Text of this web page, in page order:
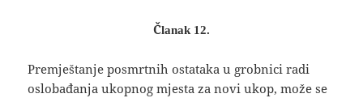
Članak 12.
Premještanje posmrtnih ostataka u grobnici radi
oslobađanja ukopnog mjesta za novi ukop, može se